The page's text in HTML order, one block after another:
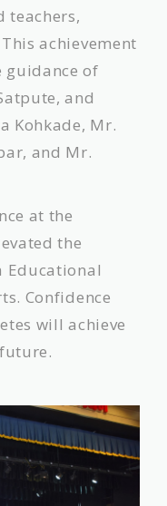
teachers,
achievement
guidance of
and
Kohkade, Mr.
and Mr.
at the
the
Educational
Confidence
will achieve